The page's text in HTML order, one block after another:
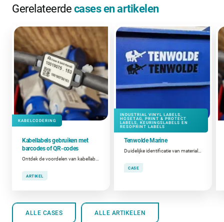
Gerelateerde cases en artikelen
KABELCODERING
Kabellabels gebruiken met
barcodes of QR-codes
ARTIKEL
INDUSTRIAL VINYL LABELS,
HOSETAG, PRINT & PROTECT
LABELS, KEURINGSLABELS EN
RESOPRINT LABELS
Tenwolde Marine
CASE
ALLE CASES ALLE ARTIKELEN